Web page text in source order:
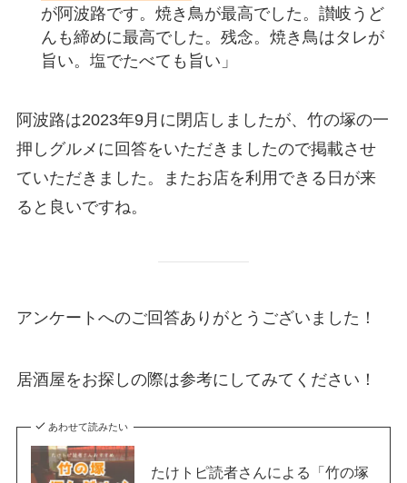
が阿波路です。焼き鳥が最高でした。讃岐うど
んも締めに最高でした。残念。焼き鳥はタレが
旨い。塩でたべても旨い」
阿波路は2023年9月に閉店しましたが、竹の塚の一
押しグルメに回答をいただきましたので掲載させ
ていただきました。またお店を利用できる日が来
ると良いですね。
アンケートへのご回答ありがとうございました！
居酒屋をお探しの際は参考にしてみてください！
あわせて読みたい
たけトピ読者さんによる「竹の塚